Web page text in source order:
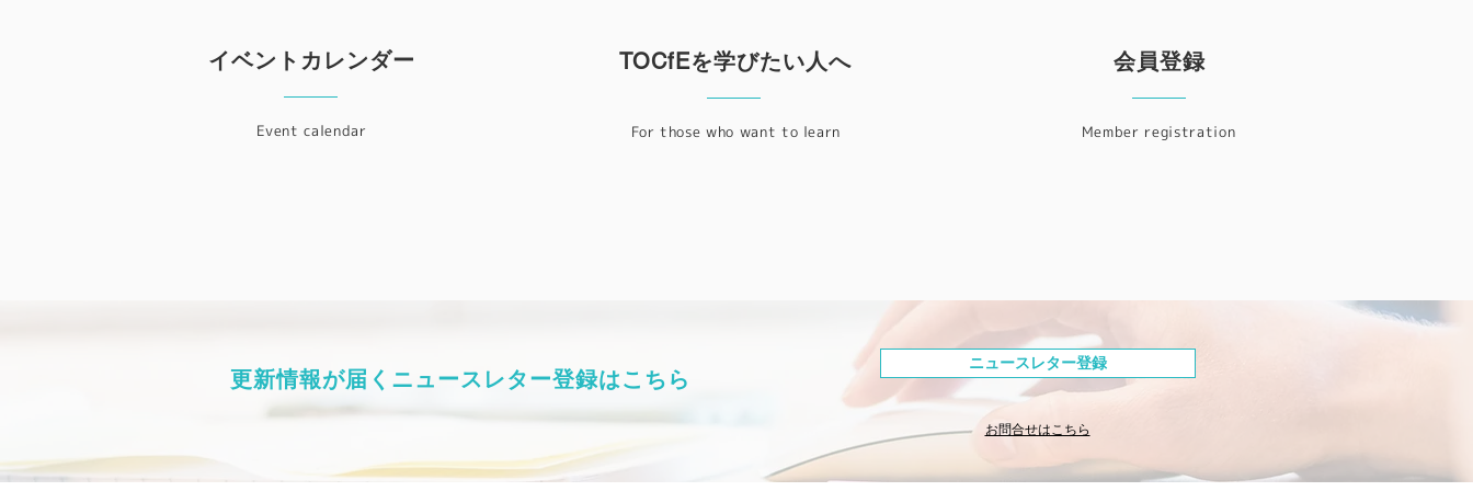
イベントカレンダー
Event calendar
TOCfEを学びたい人へ
For those who want to learn
会員登録
Member registration
更新情報が届くニュースレター登録はこちら
ニュースレター登録
お問合せはこちら